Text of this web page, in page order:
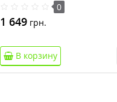
0
1 649грн.
В корзину